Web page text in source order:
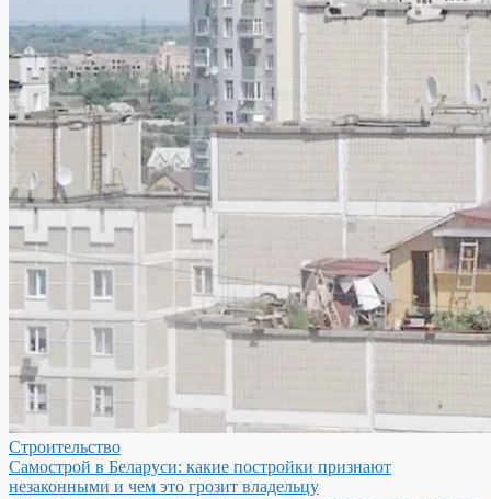
Строительство
Самострой в Беларуси: какие постройки признают
незаконными и чем это грозит владельцу